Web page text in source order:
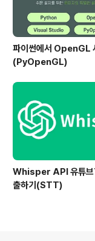
파이썬에서 OpenGL
(PyOpenGL)
Whisper API 유튜
출하기(STT)